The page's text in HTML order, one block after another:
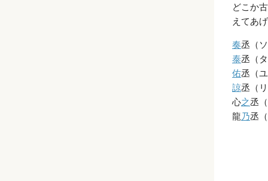
どこか
えてあ
奏丞（
泰丞（
佑丞（
諒丞（
心之丞
龍乃丞